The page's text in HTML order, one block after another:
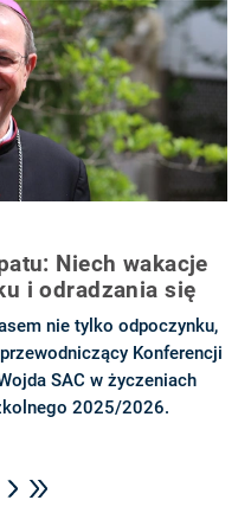
Niech wakacje
i odradzania się
nie tylko odpoczynku,
Konferencji
SAC w życzeniach
2025/2026.